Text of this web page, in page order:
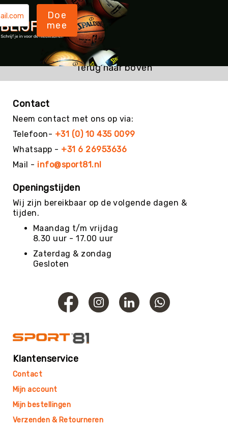
Kin-
Ball
&
Omnikin®
Klimmen
Korfbal
Knotshockey
(MTB)
Oriëntatie
Padel
Pickleball
Pilates
Poull
Ball
Roundnet
Rugby
Scouting/Outdoor
Slacklinen
Sporten
Speedbadminton
Squash
Steppen
Tafelvoetbal
Tchoukbal
Doe
mee
Terug naar boven
Contact
Neem contact met ons op via:
Telefoon- +31 (0) 10 435 0099
Whatsapp - +31 6 26953636
Mail - info@sport81.nl
Openingstijden
Wij zijn bereikbaar op de volgende dagen &
tijden.
Maandag t/m vrijdag
8.30 uur - 17.00 uur
Zaterdag & zondag
Gesloten
Klantenservice
Contact
Mijn account
Mijn bestellingen
Verzenden & Retourneren